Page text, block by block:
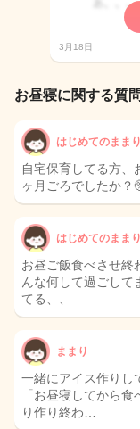
3月18日
お昼寝に関する質問
はじめてのままり
自宅保育してる方、
ヶ月ごろでしたか？
はじめてのままり
お昼ご飯食べさせ終
んな何して過ごして
てる、、
ままり
一緒にアイス作りし
「お昼寝してから
り作り終わ…